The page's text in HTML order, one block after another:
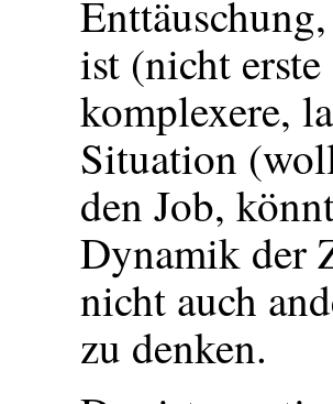
ist (nicht
komplexere,
Situation
den Job,
Dynamik der
nicht auch
zu denken.